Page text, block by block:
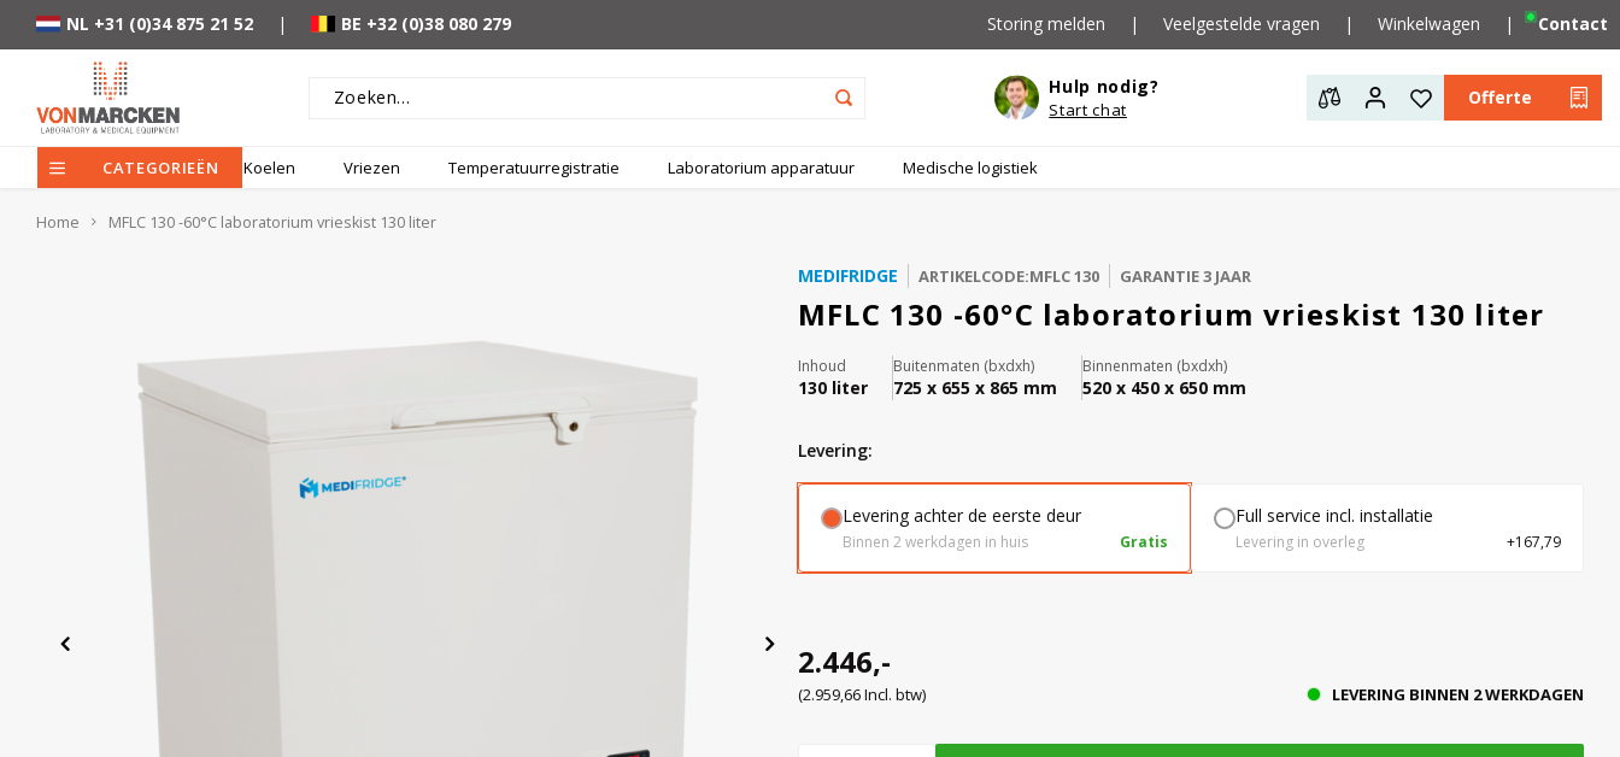
NL +31 (0)34 875 21 52 | BE +32 (0)38 080 279 Storing melden | Veelgestelde vragen | Winkelwagen | Contact
Hulp nodig?
Start chat
Offerte
CATEGORIEËN Koelen Vriezen Temperatuurregistratie Laboratorium apparatuur Medische logistiek
Home MFLC 130 -60°C laboratorium vrieskist 130 liter
MEDIFRIDGE ARTIKELCODE:MFLC 130 GARANTIE 3 JAAR
MFLC 130 -60°C laboratorium vrieskist 130 liter
Inhoud
130 liter
Buitenmaten (bxdxh)
725 x 655 x 865 mm
Binnenmaten (bxdxh)
520 x 450 x 650 mm
levering:
Levering achter de eerste deur
Binnen 2 werkdagen in huis Gratis
Full service incl. installatie
Levering in overleg +167,79
2.446,-
(2.959,66 Incl. btw) LEVERING BINNEN 2 WERKDAGEN